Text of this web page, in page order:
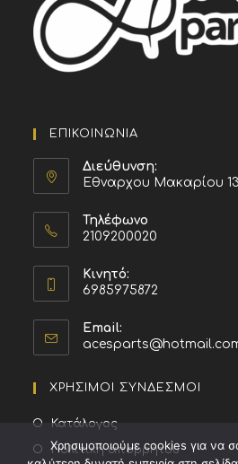
ΕΠΙΚΟΙΝΩΝΙΑ
Διεύθυνση:
Εθναρχου Μακαρίου
Τηλέφωνο
2109200020
Κινητό:
6985975872
Email:
ΧΡΗΣΙΜΟΙ ΣΥΝΔΕΣΜΟΙ
Κατάλογος
Πολιτική απορρήτου
Χρησιμοποιούμε cookies για να